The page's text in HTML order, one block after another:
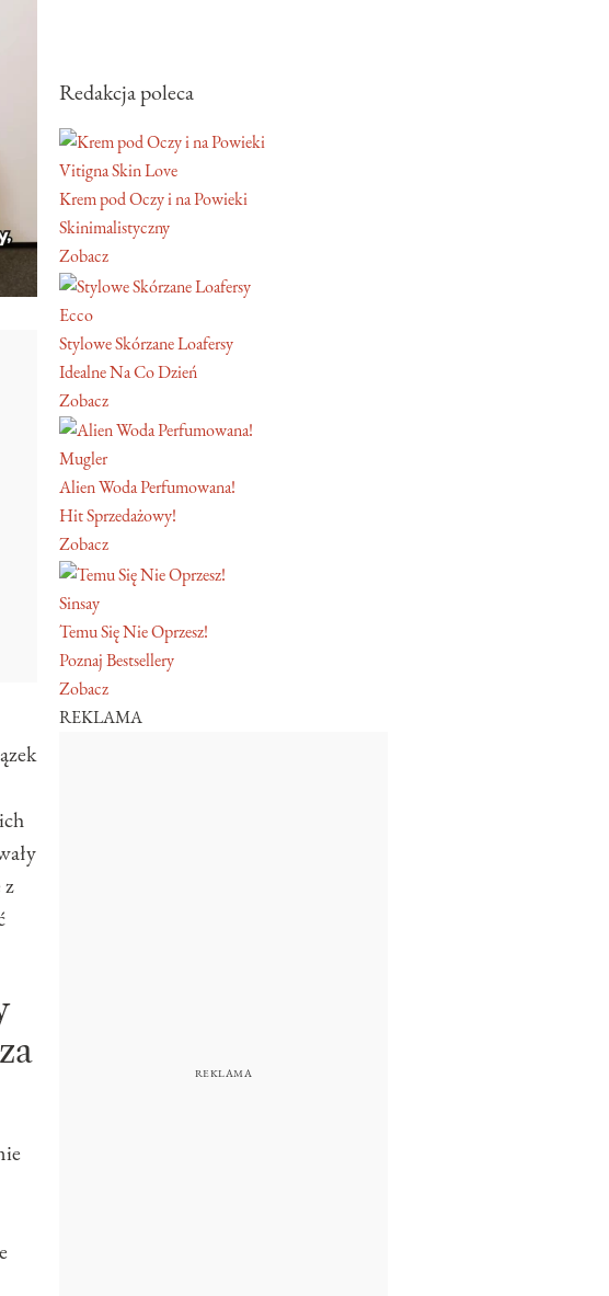
Redakcja poleca
Vitigna Skin Love
Krem pod Oczy i na Powieki
Skinimalistyczny
Zobacz
Ecco
Stylowe Skórzane Loafersy
Idealne Na Co Dzień
Zobacz
Mugler
Alien Woda Perfumowana!
Hit Sprzedażowy!
Zobacz
Sinsay
Temu Się Nie Oprzesz!
Poznaj Bestsellery
Zobacz
REKLAMA